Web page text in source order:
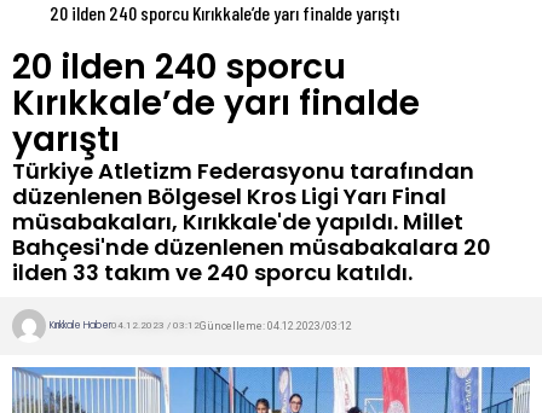
20 ilden 240 sporcu Kırıkkale’de yarı finalde yarıştı
20 ilden 240 sporcu
Kırıkkale’de yarı finalde
yarıştı
Türkiye Atletizm Federasyonu tarafından
düzenlenen Bölgesel Kros Ligi Yarı Final
müsabakaları, Kırıkkale'de yapıldı. Millet
Bahçesi'nde düzenlenen müsabakalara 20
ilden 33 takım ve 240 sporcu katıldı.
Kırıkkale Haber04.12.2023 / 03:12Güncelleme: 04.12.2023/03:12